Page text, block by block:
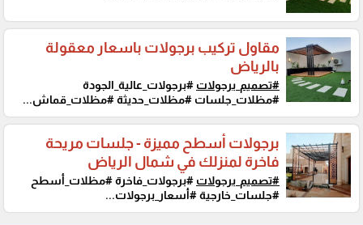
مقاول تركيب برجولات باسعار معقولة
بالرياض
#تصميم_برجولات #برجولات_عالية_الجودة
#مظلات_جلسات #مظلات_حديثة #مظلات_قماش...
برجولات أسطح مميزة - جلسات مريحة
فاخرة لمنزلك في شمال الرياض
#تصميم_برجولات #برجولات_فاخرة #مظلات_أسطح
#جلسات_خارجية #أسعار_برجولات...